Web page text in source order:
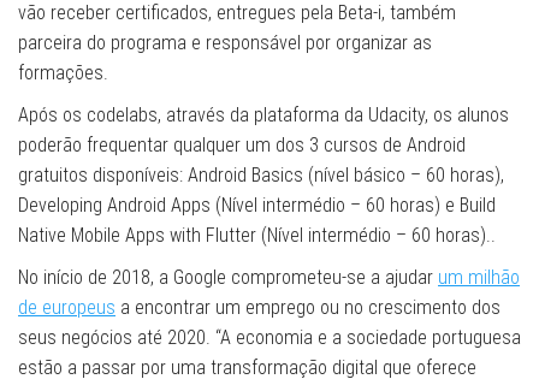
vão receber certificados, entregues pela Beta-i, também
parceira do programa e responsável por organizar as
formações.
Após os codelabs, através da plataforma da Udacity, os alunos
poderão frequentar qualquer um dos 3 cursos de Android
gratuitos disponíveis: Android Basics (nível básico – 60 horas),
Developing Android Apps (Nível intermédio – 60 horas) e Build
Native Mobile Apps with Flutter (Nível intermédio – 60 horas)..
No início de 2018, a Google comprometeu-se a ajudar um milhão
de europeus a encontrar um emprego ou no crescimento dos
seus negócios até 2020. “A economia e a sociedade portuguesa
estão a passar por uma transformação digital que oferece